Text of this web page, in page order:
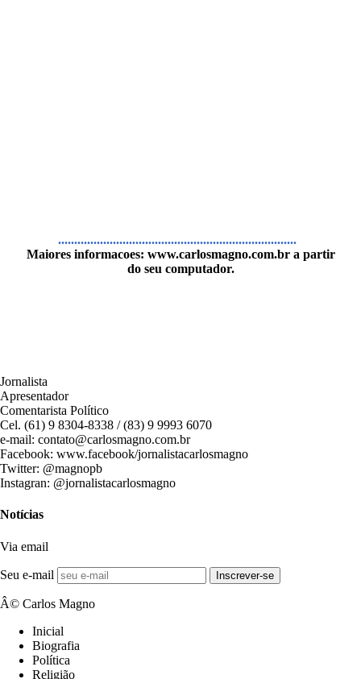
..........................................................................
Maiores informacoes: www.carlosmagno.com.bra partir
do seu computador.
Jornalista
Apresentador
Comentarista Político
Cel. (61) 9 8304-8338 / (83) 9 9993 6070
e-mail: contato@carlosmagno.com.br
Facebook: www.facebook/jornalistacarlosmagno
Twitter: @magnopb
Instagran: @jornalistacarlosmagno
Notícias
Via email
Seu e-mail Inscrever-se
Â© Carlos Magno
Inicial
Biografia
Política
Religião